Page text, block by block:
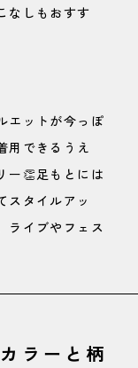
なしもおすす
エットが今っぽ
用できるうえ
ー👏足もとには
スタイルアッ
ライブやフェス
ラーと柄